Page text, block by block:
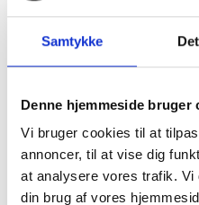
Samtykke
Denne hjemmeside bruger
Vi bruger cookies til at
annoncer, til at vise dig
at analysere vores trafik. Vi
din brug af vores
Ved Passepartout i
muligt. Du kan både
flere huller, eller få
kant på 2 cm og op efter.
Se eksempler herunder.